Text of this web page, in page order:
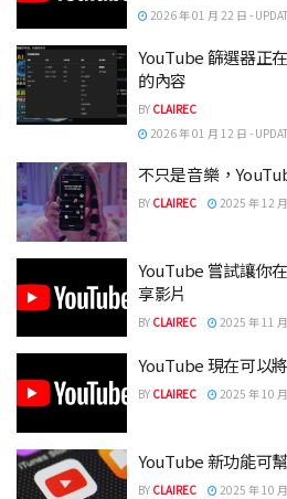
2026 年 01 月 22 日 -
YouTube 篩選器正
的內容
BY CLAIREC
2026 年 01 月 12 日 -
不只是音樂，
BY CLAIREC 2025 年 12
YouTube 嘗試讓你
享影片
BY CLAIREC 2025 年 11
YouTube 現在可以
BY CLAIREC 2025 年 10
YouTube 新功能可
BY CLAIREC 2025 年 10